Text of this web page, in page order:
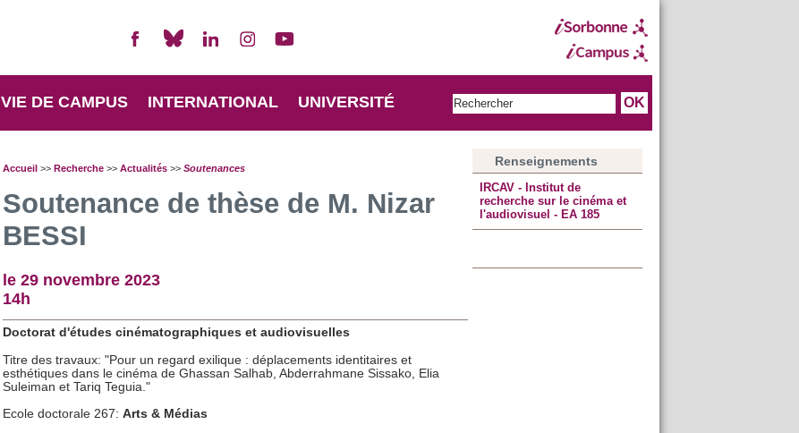
VIE DE CAMPUS INTERNATIONAL UNIVERSITÉ
Accueil>> Recherche>> Actualités>> Soutenances
Soutenance de thèse de M. Nizar
BESSI
le 29 novembre 2023
14h
Doctorat d'études cinématographiques et audiovisuelles
Titre des travaux: "Pour un regard exilique : déplacements identitaires et
esthétiques dans le cinéma de Ghassan Salhab, Abderrahmane Sissako, Elia
Suleiman et Tariq Teguia."
Ecole doctorale 267: Arts & Médias
Renseignements
IRCAV - Institut de
recherche sur le cinéma et
l'audiovisuel - EA 185